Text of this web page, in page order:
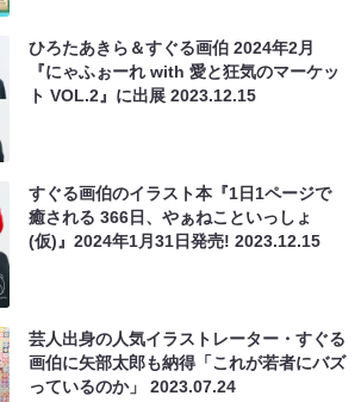
ひろたあきら＆すぐる画伯 2024年2月
『にゃふぉーれ with 愛と狂気のマーケッ
ト VOL.2』に出展2023.12.15
すぐる画伯のイラスト本『1⽇1ページで
癒される 366⽇、やぁねこといっしょ
(仮)』2024年1⽉31⽇発売!2023.12.15
芸人出身の人気イラストレーター・すぐる
画伯に矢部太郎も納得「これが若者にバズ
っているのか」2023.07.24